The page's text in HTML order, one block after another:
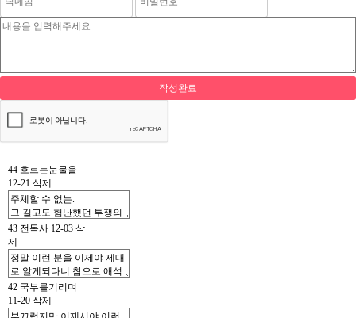
44 흐르는눈물을
12-21 삭제
43 전목사 12-03 삭
제
42 국부를기리며
11-20 삭제